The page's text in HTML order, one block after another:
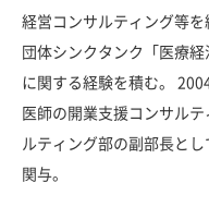
経営コンサルティング等
団体シンクタンク「医療
に関する経験を積む。
医師の開業支援コンサル
ルティング部の副部長と
関与。